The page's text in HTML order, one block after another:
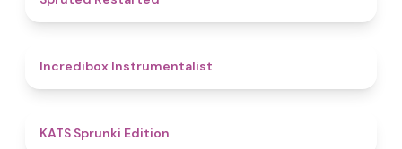
Incredibox Instrumentalist
KATS Sprunki Edition